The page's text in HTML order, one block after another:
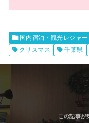
国内宿泊・観光レジャー
クリスマス
千葉県